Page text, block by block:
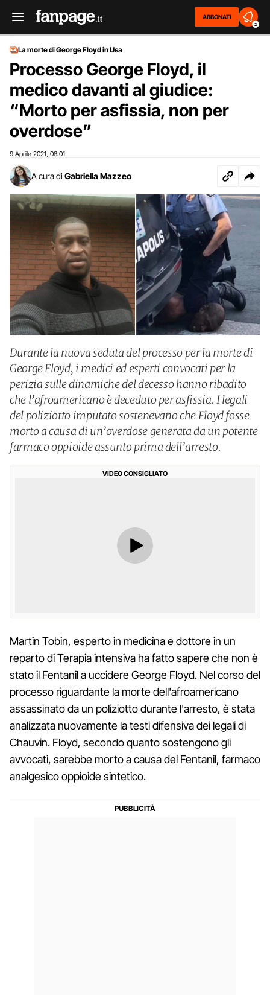
ABBONATI
2
La morte di George Floyd in Usa
Processo George Floyd, il
medico davanti al giudice:
“Morto per asfissia, non per
overdose”
9 Aprile 2021 08:01
A cura di Gabriella Mazzeo
Durante la nuova seduta del processo per la morte di
George Floyd, i medici ed esperti convocati per la
perizia sulle dinamiche del decesso hanno ribadito
che l’afroamericano è deceduto per asfissia. I legali
del poliziotto imputato sostenevano che Floyd fosse
morto a causa di un’overdose generata da un potente
farmaco oppioide assunto prima dell’arresto.
VIDEO CONSIGLIATO
Martin Tobin, esperto in medicina e dottore in un
reparto di Terapia intensiva ha fatto sapere che non è
stato il Fentanil a uccidere George Floyd. Nel corso del
processo riguardante la morte dell'afroamericano
assassinato da un poliziotto durante l'arresto, è stata
analizzata nuovamente la testi difensiva dei legali di
Chauvin. Floyd, secondo quanto sostengono gli
avvocati, sarebbe morto a causa del Fentanil, farmaco
analgesico oppioide sintetico.